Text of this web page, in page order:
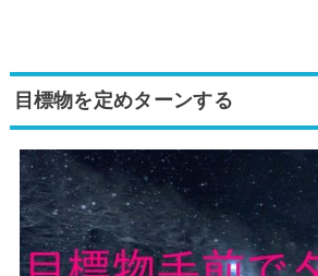
目標物を定めターンする